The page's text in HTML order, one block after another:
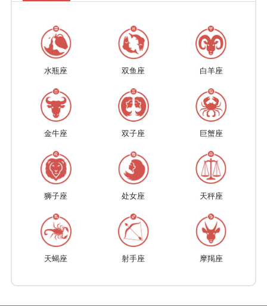
水瓶座 双鱼座 白羊座
金牛座 双子座 巨蟹座
狮子座 处女座 天秤座
天蝎座 射手座 摩羯座